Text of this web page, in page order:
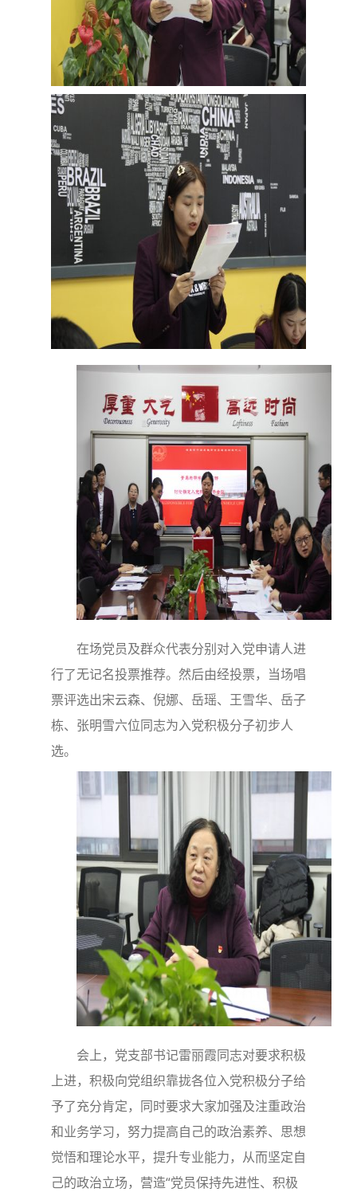
在场党员及群众代表分别对入党申请人进
行了无记名投票推荐。然后由经投票，当场唱
票评选出宋云森、倪娜、岳瑶、王雪华、岳子
栋、张明雪六位同志为入党积极分子初步人
选。
会上，党支部书记雷丽霞同志对要求积极
上进，积极向党组织靠拢各位入党积极分子给
予了充分肯定，同时要求大家加强及注重政治
和业务学习，努力提高自己的政治素养、思想
觉悟和理论水平，提升专业能力，从而坚定自
己的政治立场，营造“党员保持先进性、积极